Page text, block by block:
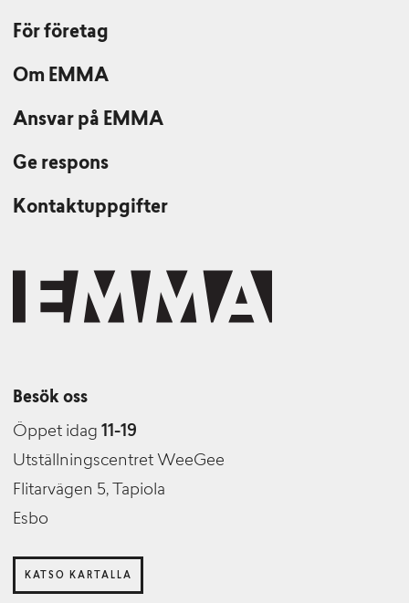
För företag
Om EMMA
Ansvar på EMMA
Ge respons
Kontaktuppgifter
Besök oss
Öppet idag 11-19
Utställningscentret WeeGee
Flitarvägen 5, Tapiola
Esbo
KATSO KARTALLA